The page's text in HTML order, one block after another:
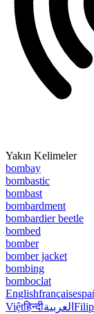
Yakın Kelimeler
bombay
bombastic
bombast
bombardment
bombardier beetle
bombed
bomber
bomber jacket
bombing
bomboclat
Englishfrançais
Việtहिन्दीالعربية